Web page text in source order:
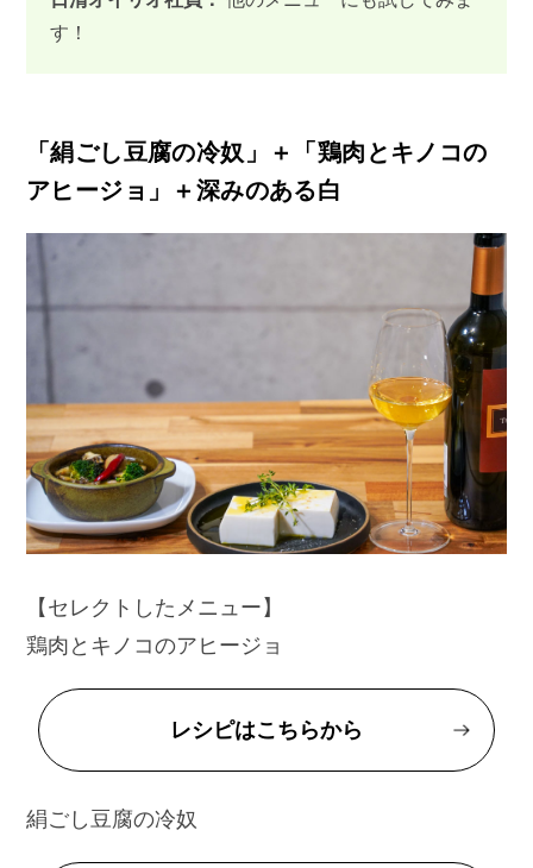
す！
「絹ごし豆腐の冷奴」＋「鶏肉とキノコの
アヒージョ」＋深みのある白
【セレクトしたメニュー】
鶏肉とキノコのアヒージョ
レシピはこちらから
絹ごし豆腐の冷奴